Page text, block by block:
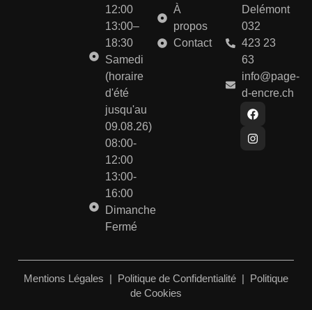
12:00
13:00–
18:30
Samedi
(horaire
d'été
jusqu'au
09.08.26)
08:00-
12:00
13:00-
16:00
Dimanche
Fermé
À
propos
Contact
Delémont
032
423 23
63
info@page-
d-encre.ch
Mentions Légales | Politique de Confidentialité | Politique
de Cookies